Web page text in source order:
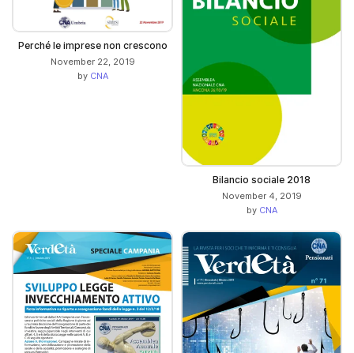
Perché le imprese non crescono
November 22, 2019
by CNA
Bilancio sociale 2018
November 4, 2019
by CNA